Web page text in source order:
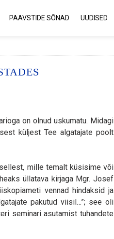
PAAVSTIDE SÕNAD UUDISED
on olnud uskumatu. Midagi
küljest Tee algatajate poolt
mille temalt küsisime või
üllatava kirjaga Mgr. Josef
vennad hindaksid ja
pakutud viisil…”; see oli
seminari asutamist tuhandete